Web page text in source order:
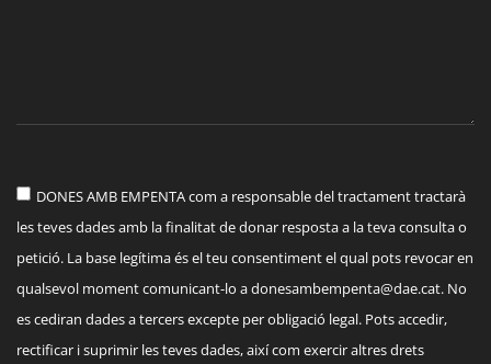
DONES AMB EMPENTA com a responsable del tractament tractarà
les teves dades amb la finalitat de donar resposta a la teva consulta o
petició. La base legítima és el teu consentiment el qual pots revocar en
qualsevol moment comunicant-lo adonesambempenta@dae.cat. No
es cediran dades a tercers excepte per obligació legal. Pots accedir,
rectificar i suprimir les teves dades, així com exercir altres drets